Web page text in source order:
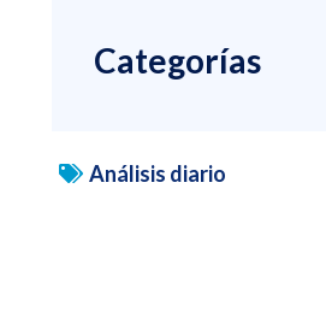
Categorías
Análisis diario